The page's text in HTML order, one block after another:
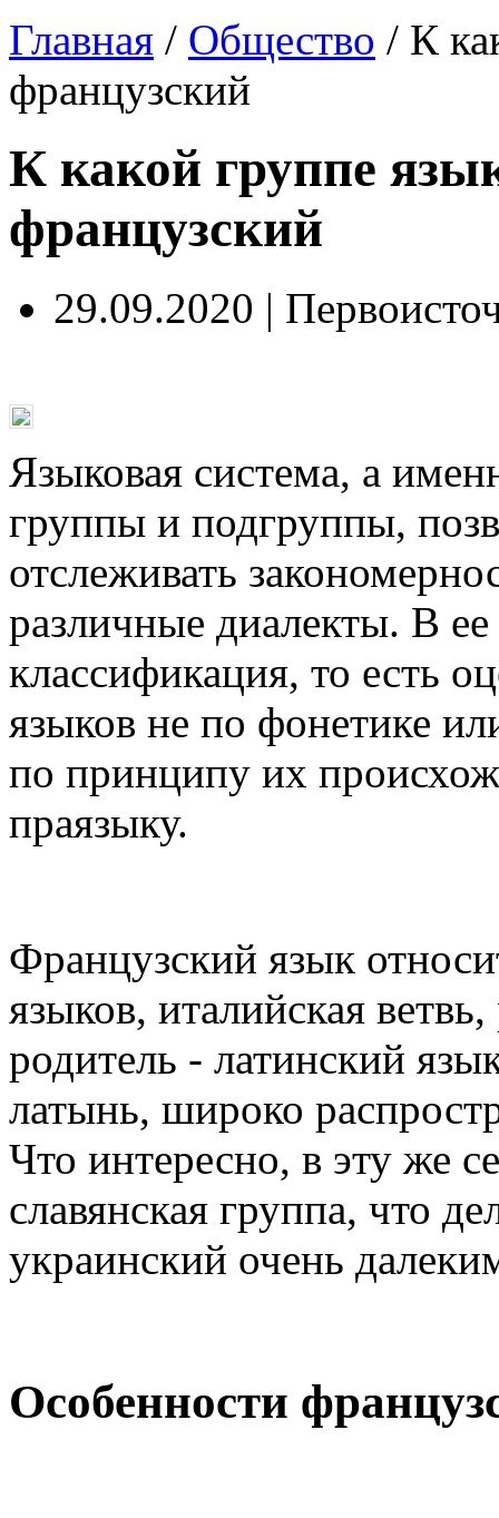
Главная / Общество / К
французский
К какой группе
французский
29.09.2020 |
Языковая система, а
группы и подгруппы,
отслеживать
различные диалекты. В ее
классификация, то есть
языков не по фонетике
по принципу их
праязыку.
Французский язык
языков, италийская
родитель - латинский
латынь, широко
Что интересно, в эту же
славянская группа, что
украинский очень
Особенности